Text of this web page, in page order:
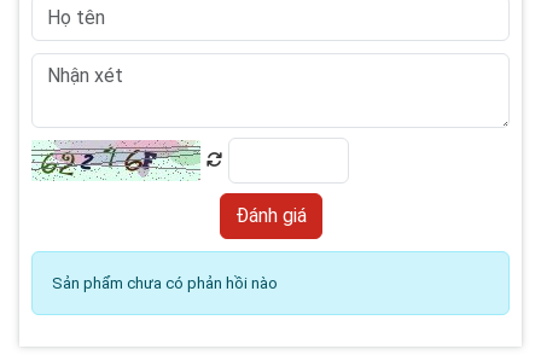
Sản phẩm chưa có phản hồi nào